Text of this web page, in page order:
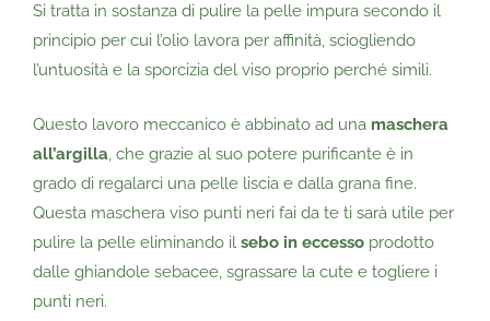
Si tratta in sostanza di pulire la pelle impura secondo il
principio per cui l’olio lavora per affinità, sciogliendo
l’untuosità e la sporcizia del viso proprio perché simili.
Questo lavoro meccanico è abbinato ad una maschera
all’argilla , che grazie al suo potere purificante è in
grado di regalarci una pelle liscia e dalla grana fine.
Questa maschera viso punti neri fai da te ti sarà utile per
pulire la pelle eliminando il sebo in eccesso prodotto
dalle ghiandole sebacee, sgrassare la cute e togliere i
punti neri.